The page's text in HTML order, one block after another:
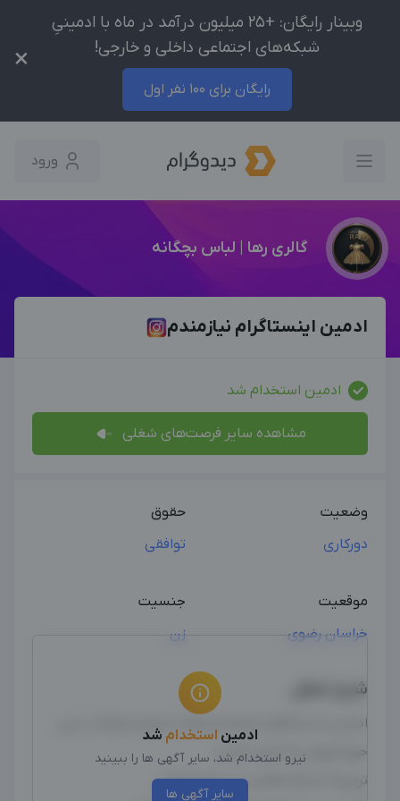
وبینار رایگان: +25 میلیون درآمد در ماه با ادمینیِ
شبکه‌های اجتماعی داخلی و خارجی!
رایگان برای 100 نفر اول
×
ورود
گالری رها | لباس بچگانه
ادمین اینستاگرام نیازمندم
ادمین استخدام شد
مشاهده سایر فرصت‌های شغلی
وضعیت
دورکاری
حقوق
توافقی
موقعیت
خراسان رضوی
جنسیت
زن
شرح شغل
ادمین اینستاگرام نیازمندم حتماً با تجربه و قبلاً در این
حوزه فروش کار کرده باشند
ترجیحاً سابقه فعالیت در حوزه کودک
ادمین استخدام شد
نیرو استخدام شد، سایر آگهی ها را ببینید
سایر آگهی ها